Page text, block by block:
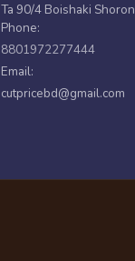
Ta 90/4 Boishaki
Phone:
8801972277444
Email:
cutpricebd@gmail.com